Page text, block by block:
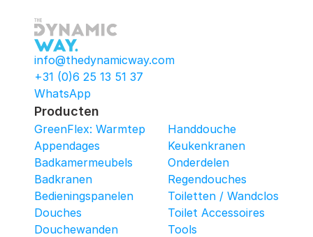
info@thedynamicway.com
+31 (0)6 25 13 51 37
WhatsApp
Producten
GreenFlex: Warmtepomop-Box
Appendages
Badkamermeubels
Badkranen
Bedieningspanelen
Douches
Douchewanden
Handdouche
Keukenkranen
Onderdelen
Regendouches
Toiletten / Wandcloset
Toilet Accessoires
Tools